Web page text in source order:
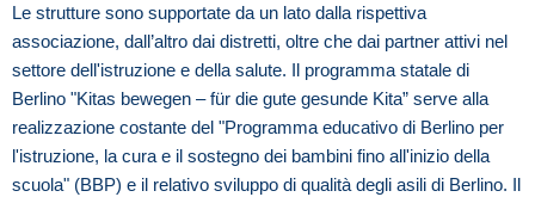
Le strutture sono supportate da un lato dalla rispettiva
associazione, dall’altro dai distretti, oltre che dai partner attivi nel
settore dell'istruzione e della salute. Il programma statale di
Berlino "Kitas bewegen – für die gute gesunde Kita” serve alla
realizzazione costante del "Programma educativo di Berlino per
l'istruzione, la cura e il sostegno dei bambini fino all'inizio della
scuola" (BBP) e il relativo sviluppo di qualità degli asili di Berlino. Il